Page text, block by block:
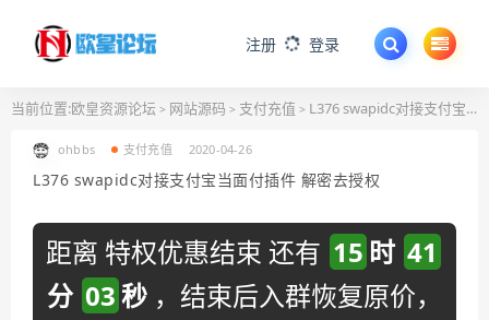
注册 登录
当前位置:欧皇资源论坛 > 网站源码 > 支付充值 > L376 swapidc对接支付宝当面付插件 解密去授权
ohbbs 支付充值 2020-04-26
L376 swapidc对接支付宝当面付插件 解密去授权
距离 特权优惠结束 还有 15 时 41
分 03秒 ，结束后入群恢复原价，